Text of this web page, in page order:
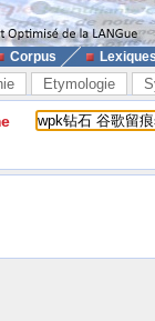
Corpus
Etymologie